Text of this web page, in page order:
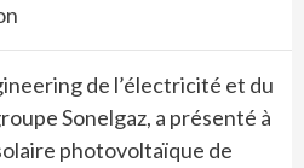
de l’électricité et du
Sonelgaz, a présenté à
photovoltaïque de